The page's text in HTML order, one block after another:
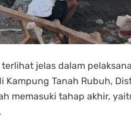
jelas dalam
Tanah Rubuh,
memasuki tahap akhir,